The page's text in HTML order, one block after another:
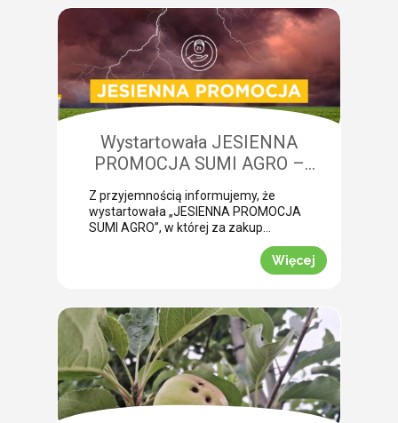
żerowanie bardzo często jest błędnie
diagnozowane jako brak wody lub
niedobory składników pokarmowych,
co opóźnia wykonanie właściwego
zabiegu. Nasza ekspertka Monika
Krzywak przeprowadziła lustrację w
powiecie gryfickim […]
Wystartowała JESIENNA
PROMOCJA SUMI AGRO –
zyskaj natychmiastowe rabaty!
Z przyjemnością informujemy, że
wystartowała „JESIENNA PROMOCJA
SUMI AGRO”, w której za zakup
uzyskać atrakcyjny rabat! Promocja
trwa od 1 lipca do 30 września 2026
prosty sposób obniżyć koszty
jesiennych zakupów. Wybierz swój
pakiet i odbierz rabat Mechanizm
promocji jest niezwykle prosty.
Wystarczy kupić jeden z […]
Więcej